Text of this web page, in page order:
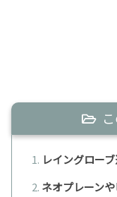
レイングロー
ネオプレーン